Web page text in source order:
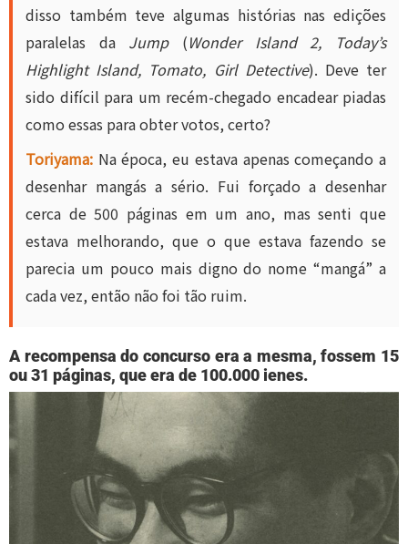
disso também teve algumas histórias nas edições
paralelas da Jump(Wonder Island 2, Today’s
Highlight Island, Tomato, Girl Detective). Deve ter
sido difícil para um recém-chegado encadear piadas
como essas para obter votos, certo?
Toriyama: Na época, eu estava apenas começando a
desenhar mangás a sério. Fui forçado a desenhar
cerca de 500 páginas em um ano, mas senti que
estava melhorando, que o que estava fazendo se
parecia um pouco mais digno do nome “mangá” a
cada vez, então não foi tão ruim.
A recompensa do concurso era a mesma, fossem 15
ou 31 páginas, que era de 100.000 ienes.